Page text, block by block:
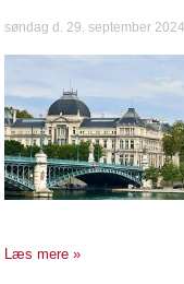
søndag d. 29. september
Læs mere »